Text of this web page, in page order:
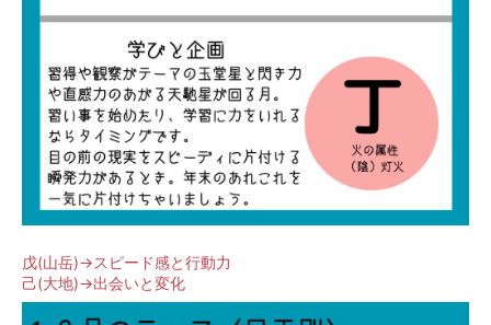
戊(山岳)→スピード感と行動力
己(大地)→出会いと変化